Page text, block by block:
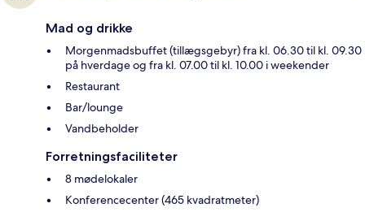
Mad og drikke
Morgenmadsbuffet (tillægsgebyr) fra kl. 06.30 til kl. 09.30
på hverdage og fra kl. 07.00 til kl. 10.00 i weekender
Restaurant
Bar/lounge
Vandbeholder
Forretningsfaciliteter
8 mødelokaler
Konferencecenter (465 kvadratmeter)